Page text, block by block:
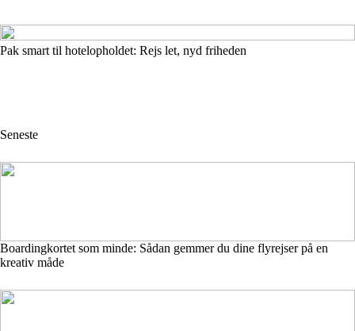
Pak smart til hotelopholdet: Rejs let, nyd friheden
Seneste
Boardingkortet som minde: Sådan gemmer du dine flyrejser på en
kreativ måde